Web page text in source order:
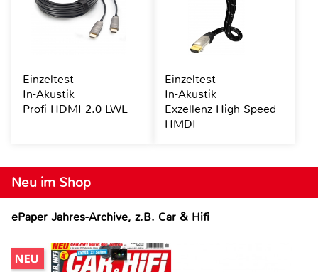
Neu im Shop
ePaper Jahres-Archive, z.B. Car & Hifi
Einzeltest
In-Akustik
Profi HDMI 2.0 LWL
Einzeltest
In-Akustik
Exzellenz High Speed
HMDI